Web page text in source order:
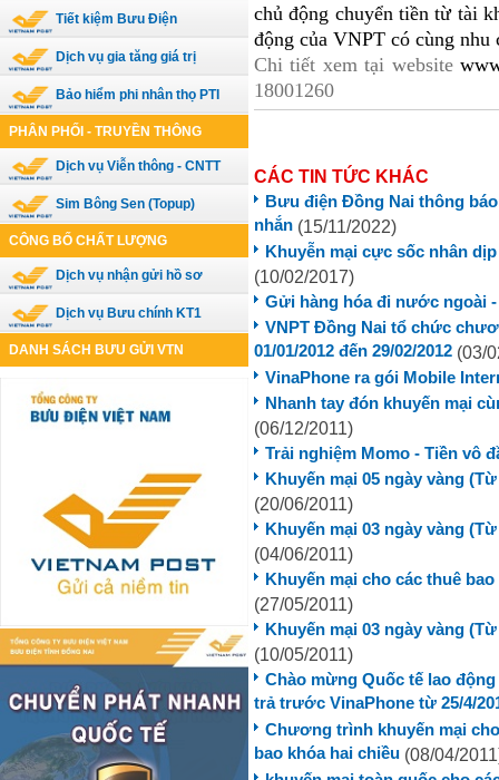
Tiết kiệm Bưu Điện
Dịch vụ gia tăng giá trị
Bảo hiểm phi nhân thọ PTI
PHÂN PHỐI - TRUYỀN THÔNG
Dịch vụ Viễn thông - CNTT
Sim Bông Sen (Topup)
CÔNG BỐ CHẤT LƯỢNG
Dịch vụ nhận gửi hồ sơ
Dịch vụ Bưu chính KT1
DANH SÁCH BƯU GỬI VTN
chủ động chuyển tiền từ tài
động của VNPT có cùng
Chi tiết xem tại website
18001260
CÁC TIN TỨC KHÁC
Bưu điện Đồng Nai thông
nhắn (15/11/2022)
Khuyễn mại cực sốc nhân
(10/02/2017)
Gửi hàng hóa đi nước ngoài
VNPT Đồng Nai tổ chức
01/01/2012 đến 29/02/2012 (03/
VinaPhone ra gói Mobile
Nhanh tay đón khuyến mại
(06/12/2011)
Trải nghiệm Momo - Tiền vô
Khuyến mại 05 ngày vàng
(20/06/2011)
Khuyến mại 03 ngày vàng
(04/06/2011)
Khuyến mại cho các thuê
(27/05/2011)
Khuyến mại 03 ngày vàng
(10/05/2011)
Chào mừng Quốc tế lao
trả trước VinaPhone từ 25/4/
Chương trình khuyến mại
bao khóa hai chiều (08/04/